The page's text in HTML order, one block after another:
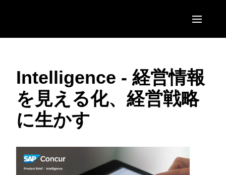
United States (English)
Canada (English)
EUROPE
United Kingdom (English)
Italia (Italiano)
ASIA PACIFIC
日本（日本語)
Intelligence - 経営情報
を見える化、経営戦略
に生かす